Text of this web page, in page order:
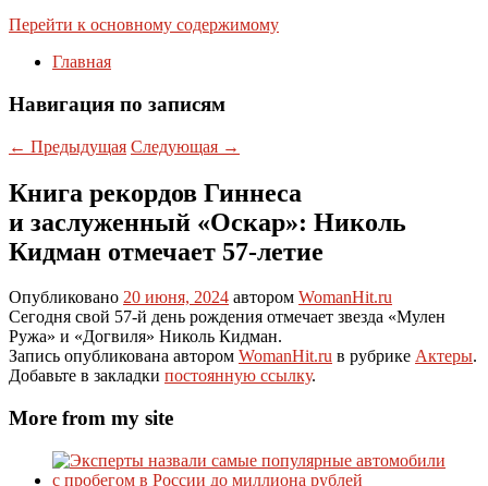
Перейти к основному содержимому
Главная
Навигация по записям
← Предыдущая Следующая →
Книга рекордов Гиннеса
и заслуженный «Оскар»: Николь
Кидман отмечает 57-летие
Опубликовано 20 июня, 2024 автором WomanHit.ru
Сегодня свой 57-й день рождения отмечает звезда «Мулен
Ружа» и «Догвиля» Николь Кидман.
Запись опубликована автором WomanHit.ru в рубрике Актеры.
Добавьте в закладки постоянную ссылку.
More from my site